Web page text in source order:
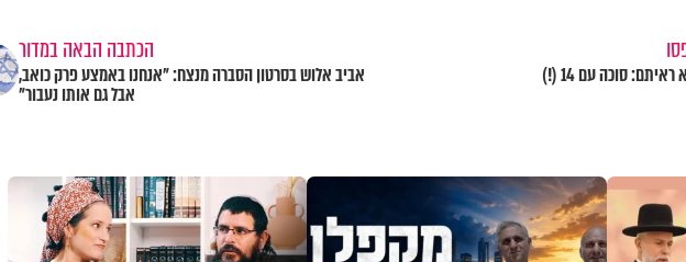
כזה עוד לא ראיתם: סוכה עם 14 (!)
הכתבה הבאה במדור
אביב אלוש בסרטון הסברה מנצח: "אנחנו באמצע פרק כואב,
אבל גם אותו נעבור"